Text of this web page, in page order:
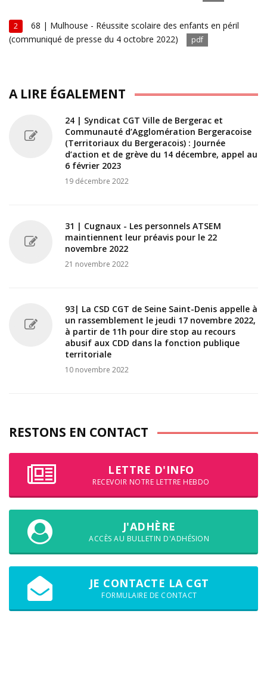
2
68 | Mulhouse - Réussite scolaire des enfants en péril
(communiqué de presse du 4 octobre 2022)
pdf
A LIRE ÉGALEMENT
24 | Syndicat CGT Ville de Bergerac et
Communauté d’Agglomération Bergeracoise
(Territoriaux du Bergeracois) : Journée
d’action et de grève du 14 décembre, appel au
6 février 2023
19 décembre 2022
31 | Cugnaux - Les personnels ATSEM
maintiennent leur préavis pour le 22
novembre 2022
21 novembre 2022
93| La CSD CGT de Seine Saint-Denis appelle à
un rassemblement le jeudi 17 novembre 2022,
à partir de 11h pour dire stop au recours
abusif aux CDD dans la fonction publique
territoriale
10 novembre 2022
RESTONS EN CONTACT
LETTRE D'INFO
RECEVOIR NOTRE LETTRE HEBDO
J'ADHÈRE
ACCÈS AU BULLETIN D'ADHÉSION
JE CONTACTE LA CGT
FORMULAIRE DE CONTACT